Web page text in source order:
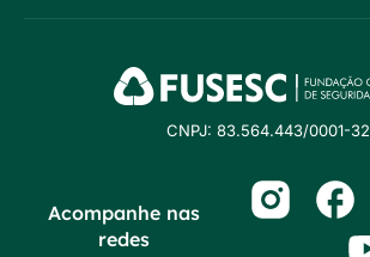
CNPJ: 83.564.443/0001-32
Acompanhe nas
redes